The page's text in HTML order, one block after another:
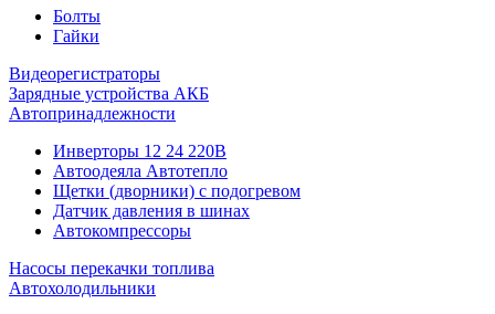
Болты
Гайки
Видеорегистраторы
Зарядные устройства АКБ
Автопринадлежности
Инверторы 12 24 220В
Автоодеяла Автотепло
Щетки (дворники) с подогревом
Датчик давления в шинах
Автокомпрессоры
Насосы перекачки топлива
Автохолодильники